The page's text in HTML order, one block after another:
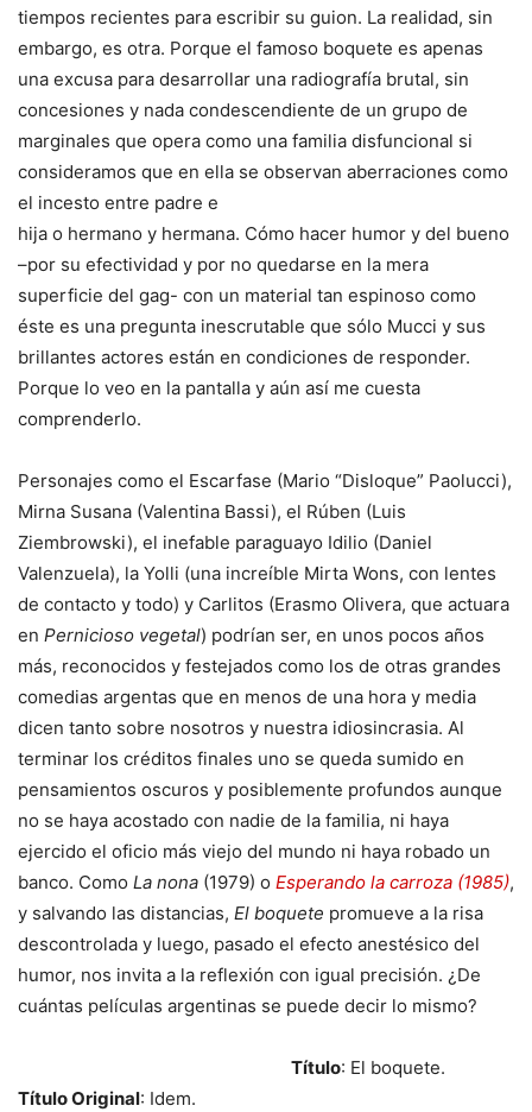
tiempos recientes para escribir su guion. La realidad, sin
embargo, es otra. Porque el famoso boquete es apenas
una excusa para desarrollar una radiografía brutal, sin
concesiones y nada condescendiente de un grupo de
marginales que opera como una familia disfuncional si
consideramos que en ella se observan aberraciones como
el incesto entre padre e
hija o hermano y hermana. Cómo hacer humor y del bueno
–por su efectividad y por no quedarse en la mera
superficie del gag- con un material tan espinoso como
éste es una pregunta inescrutable que sólo Mucci y sus
brillantes actores están en condiciones de responder.
Porque lo veo en la pantalla y aún así me cuesta
comprenderlo.
Personajes como el Escarfase (Mario “Disloque” Paolucci),
Mirna Susana (Valentina Bassi), el Rúben (Luis
Ziembrowski), el inefable paraguayo Idilio (Daniel
Valenzuela), la Yolli (una increíble Mirta Wons, con lentes
de contacto y todo) y Carlitos (Erasmo Olivera, que actuara
en Pernicioso vegetal) podrían ser, en unos pocos años
más, reconocidos y festejados como los de otras grandes
comedias argentas que en menos de una hora y media
dicen tanto sobre nosotros y nuestra idiosincrasia. Al
terminar los créditos finales uno se queda sumido en
pensamientos oscuros y posiblemente profundos aunque
no se haya acostado con nadie de la familia, ni haya
ejercido el oficio más viejo del mundo ni haya robado un
banco. Como La nona (1979) o Esperando la carroza (1985),
y salvando las distancias, El boquete promueve a la risa
descontrolada y luego, pasado el efecto anestésico del
humor, nos invita a la reflexión con igual precisión. ¿De
cuántas películas argentinas se puede decir lo mismo?
Título: El boquete.
Título Original: Idem.